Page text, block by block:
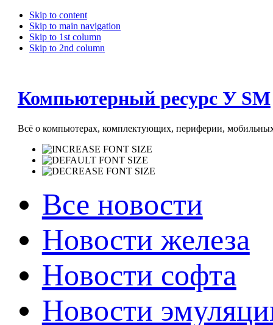
Skip to content
Skip to main navigation
Skip to 1st column
Skip to 2nd column
Компьютерный ресурс У SM
Всё о компьютерах, комплектующих, периферии, мобильных
Все новости
Новости железа
Новости софта
Новости